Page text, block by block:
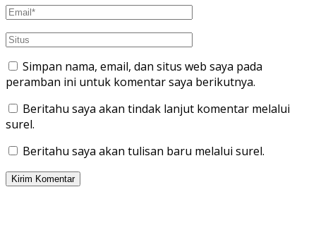
Simpan nama, email, dan situs web saya pada
peramban ini untuk komentar saya berikutnya.
Beritahu saya akan tindak lanjut komentar melalui
surel.
Beritahu saya akan tulisan baru melalui surel.